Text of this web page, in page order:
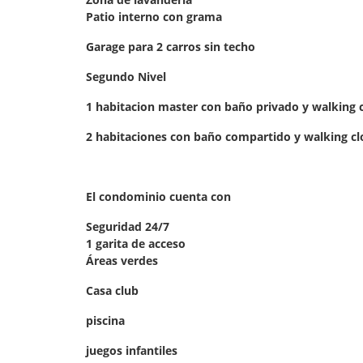
Patio interno con grama
Garage para 2 carros sin techo
Segundo Nivel
1 habitacion master con baño privado y walking
2 habitaciones con baño compartido y walking
El condominio cuenta con
Seguridad 24/7
1 garita de acceso
Áreas verdes
Casa club
piscina
juegos infantiles